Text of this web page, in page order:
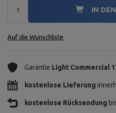
IN
Auf die Wunschliste
Garantie Light Commercial
kostenlose Lieferung
kostenlose Rücksendung